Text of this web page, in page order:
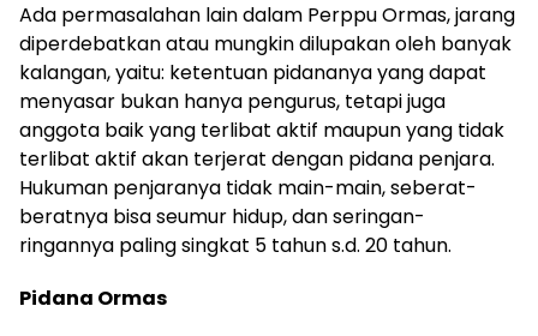
Ada permasalahan lain dalam Perppu Ormas, jarang
diperdebatkan atau mungkin dilupakan oleh banyak
kalangan, yaitu: ketentuan pidananya yang dapat
menyasar bukan hanya pengurus, tetapi juga
anggota baik yang terlibat aktif maupun yang tidak
terlibat aktif akan terjerat dengan pidana penjara.
Hukuman penjaranya tidak main-main, seberat-
beratnya bisa seumur hidup, dan seringan-
ringannya paling singkat 5 tahun s.d. 20 tahun.
Pidana Ormas